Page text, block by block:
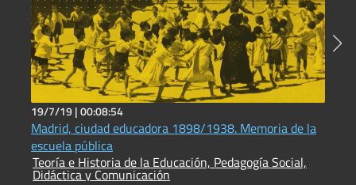
19/7/19 |00:08:54
Madrid, ciudad educadora 1898/1938. Memoria de la
escuela pública
Teoría e Historia de la Educación, Pedagogía Social,
Didáctica y Comunicación